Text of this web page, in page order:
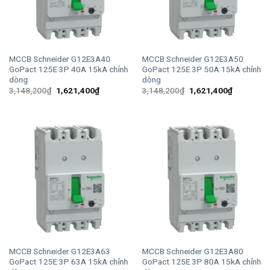
MCCB Schneider G12E3A40
GoPact 125E 3P 40A 15kA chỉnh
dòng
3,148,200₫ Giá
gốc
1,621,400₫Giá
hiện
MCCB Schneider G12E3A50
GoPact 125E 3P 50A 15kA chỉnh
dòng
3,148,200₫ Giá
gốc
1,621,400₫Giá
hiện
MCCB Schneider G12E3A63
GoPact 125E 3P 63A 15kA chỉnh
MCCB Schneider G12E3A80
GoPact 125E 3P 80A 15kA chỉnh